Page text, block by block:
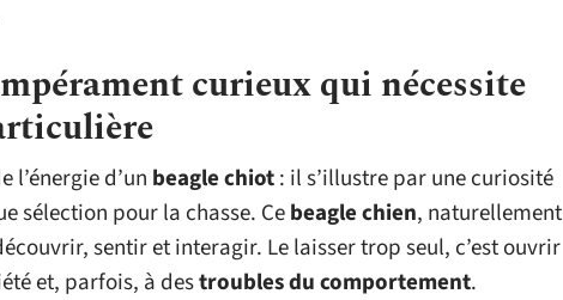
curieux qui nécessite
l’énergie d’un beagle chiot: il s’illustre par une curiosité
sélection pour la chasse. Cebeagle chien, naturellement
sentir et interagir. Le laisser trop seul, c’est ouvrir
et, parfois, à destroubles du comportement.